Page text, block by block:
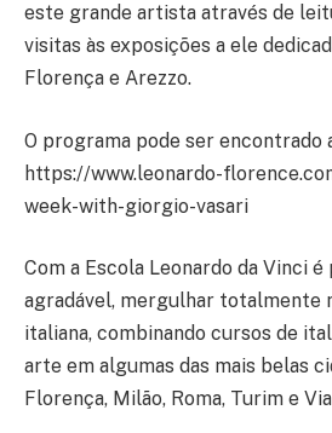
este grande artista através de
visitas às exposições a ele
Florença e Arezzo.
O programa pode ser encontrado
https://www.leonardo-
week-with-giorgio-vasari
Com a Escola Leonardo da Vinci
agradável, mergulhar totalmente
italiana, combinando cursos de
arte em algumas das mais belas
Florença, Milão, Roma, Turim e